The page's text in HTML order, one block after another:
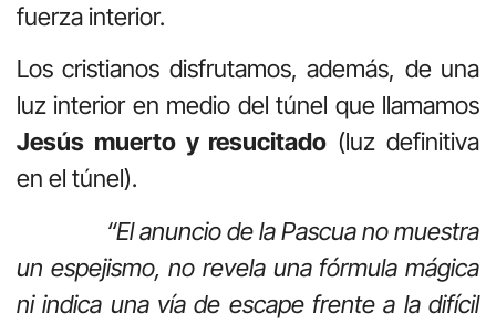
fuerza interior.
Los cristianos disfrutamos, además, de una
luz interior en medio del túnel que llamamos
Jesús muerto y resucitado (luz definitiva
en el túnel).
“El anuncio de la Pascua no muestra
un espejismo, no revela una fórmula mágica
ni indica una vía de escape frente a la difícil